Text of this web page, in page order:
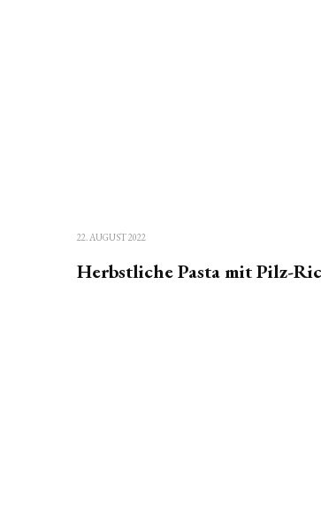
22. AUGUST 2022
Herbstliche Pasta mit Pilz-